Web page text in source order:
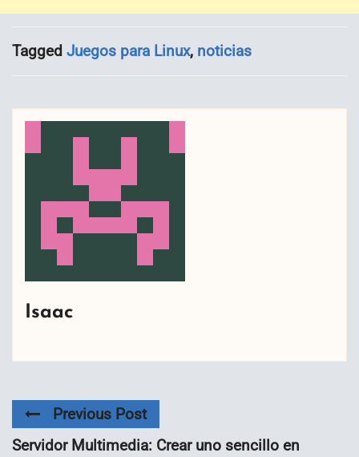
Tagged Juegos para Linux, noticias
Isaac
Previous Post
Servidor Multimedia: Crear uno sencillo en